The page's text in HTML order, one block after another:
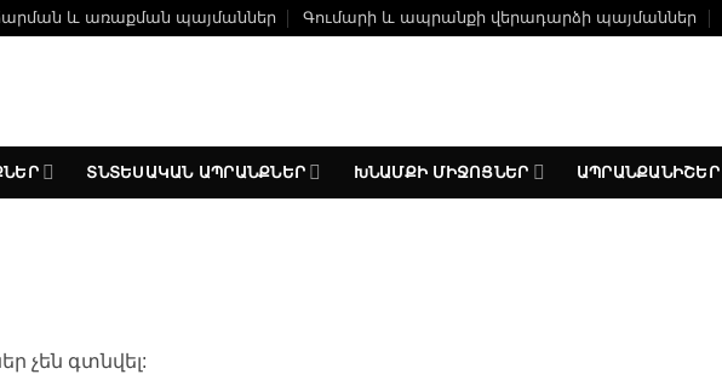
և առաքման պայմաններ Գումարի և ապրանքի վերադարձի պայմաններ
ՏՆՏԵՍԱԿԱՆ ԱՊՐԱՆՔՆԵՐ ԽՆԱՄՔԻ ՄԻՋՈՑՆԵՐ ԱՊՐԱՆՔԱՆԻՇԵՐ
չեն գտնվել: